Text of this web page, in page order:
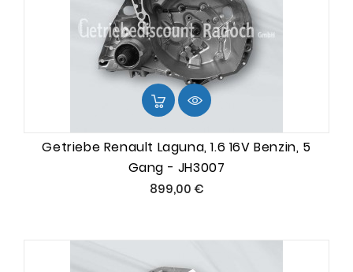
Getriebe Renault Laguna, 1.6 16V Benzin, 5
Gang - JH3007
899,00 €Preis